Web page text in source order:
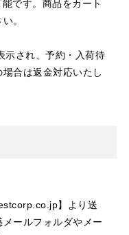
です。商品をカート
。
示され、予約・入荷待
合は返金対応いたし
】より送
ールフォルダやメー